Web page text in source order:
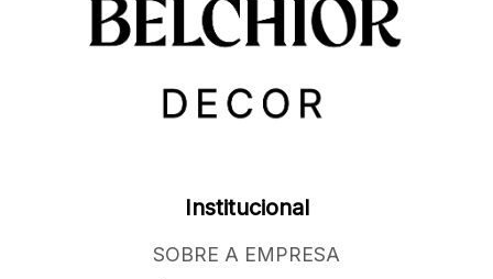
Institucional
SOBRE A EMPRESA